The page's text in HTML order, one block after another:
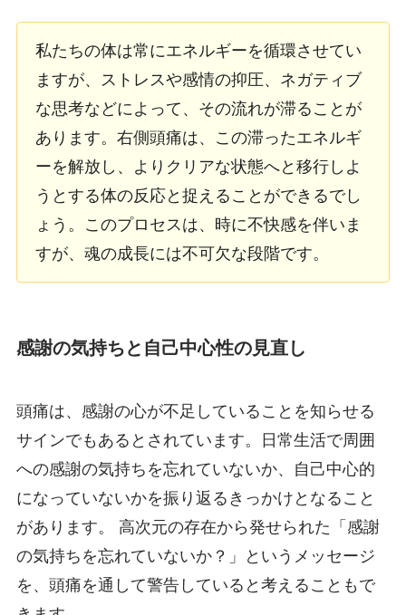
私たちの体は常にエネルギーを循環させてい
ますが、ストレスや感情の抑圧、ネガティブ
な思考などによって、その流れが滞ることが
あります。右側頭痛は、この滞ったエネルギ
ーを解放し、よりクリアな状態へと移行しよ
うとする体の反応と捉えることができるでし
ょう。このプロセスは、時に不快感を伴いま
すが、魂の成長には不可欠な段階です。
感謝の気持ちと自己中心性の見直し
頭痛は、感謝の心が不足していることを知らせる
サインでもあるとされています。日常生活で周囲
への感謝の気持ちを忘れていないか、自己中心的
になっていないかを振り返るきっかけとなること
があります。 高次元の存在から発せられた「感謝
の気持ちを忘れていないか？」というメッセージ
を、頭痛を通して警告していると考えることもで